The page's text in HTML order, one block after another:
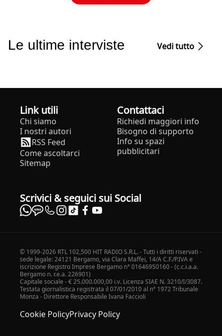
Le ultime interviste Vedi tutto
Link utili
Chi siamo
I nostri autori
RSS Feed
Come ascoltarci
Sitemap
Contattaci
Richiedi maggiori info
Bisogno di supporto
Info su spazi
pubblicitari
Scrivici & seguici sui Social
© 1999-2026 RTL 102,500 HIT RADIO S.R.L. - Tutti i diritti riservati -
sede legale: 24121 Bergamo, via Clara Maffei, 14/A C.F./P.IVA e
iscrizione Registro Imprese Bergamo n° 01646950160 - (c.c.i.a.a.
Bergamo n. r.e.a. 226901)
Capitale sociale - € 25.000.000,00 i.v. Licenza SIAE N. 3210/I/3087.
Testata giornalistica registrata il 07/01/2010 al n° 1972 Tribunale
Monza - Direttore Responsabile Ivana Faccioli
Cookie PolicyPrivacy Policy